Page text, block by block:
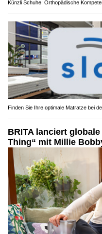
Künzli Schuhe: Orthopädische
Finden Sie Ihre optimale Matratze bei
BRITA lanciert
Thing“ mit Millie